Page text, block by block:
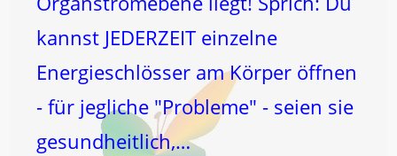
kannst JEDERZEIT einzelne
Energieschlösser am Körper öffnen
- für jegliche "Probleme" - seien sie
gesundheitlich,…